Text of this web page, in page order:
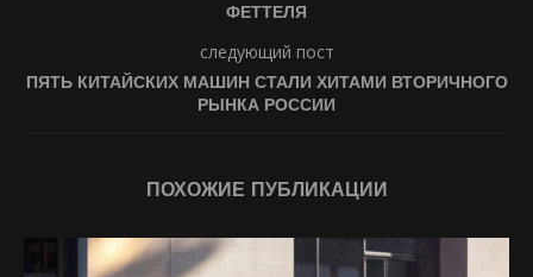
ФЕТТЕЛЯ
следующий пост
ПЯТЬ КИТАЙСКИХ МАШИН СТАЛИ ХИТАМИ ВТОРИЧНОГО
РЫНКА РОССИИ
ПОХОЖИЕ ПУБЛИКАЦИИ